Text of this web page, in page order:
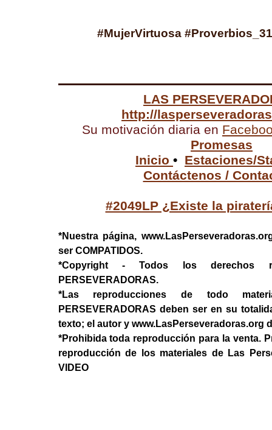
#MujerVirtuosa
LAS
http://
Su motivación diaria en
Promesas
Inicio • Estaciones/
Contáctenos /
#2049LP ¿Existe la
*Nuestra página,
ser COMPATIDOS.
*Copyright - Todos los derechos
PERSEVERADORAS.
*Las reproducciones de todo
PERSEVERADORAS deben ser en su
texto; el autor y www.LasPerseveradoras.org
*Prohibida toda reproducción para la venta.
reproducción de los materiales de Las
VIDEO